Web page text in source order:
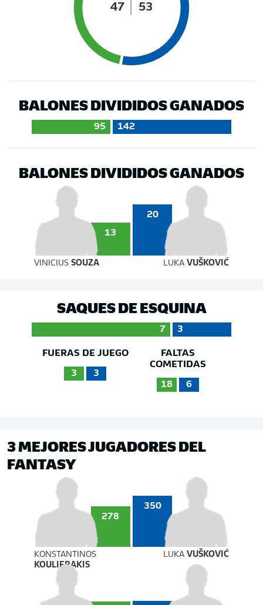
47 53
BALONES DIVIDIDOS GANADOS
95 142
BALONES DIVIDIDOS GANADOS
13
20
VINICIUS SOUZA LUKA VUŠKOVIĆ
SAQUES DE ESQUINA
7 3
FUERAS DE JUEGO
3 3
FALTAS
COMETIDAS
18 6
3 MEJORES JUGADORES DEL
FANTASY
278
350
KONSTANTINOS
KOULIERAKIS
LUKA VUŠKOVIĆ